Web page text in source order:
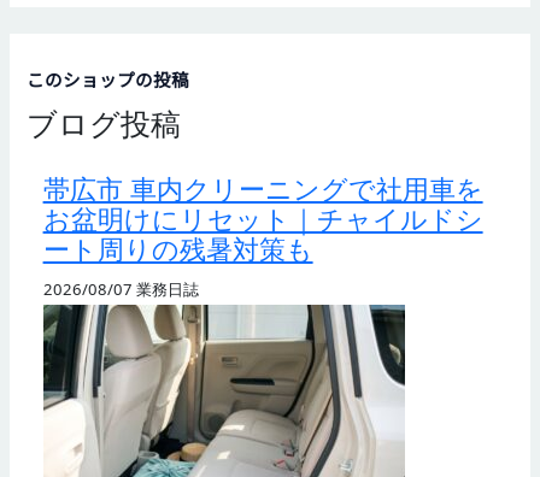
このショップの投稿
ブログ投稿
帯広市 車内クリーニングで社用車を
お盆明けにリセット｜チャイルドシ
ート周りの残暑対策も
2026/08/07 業務日誌